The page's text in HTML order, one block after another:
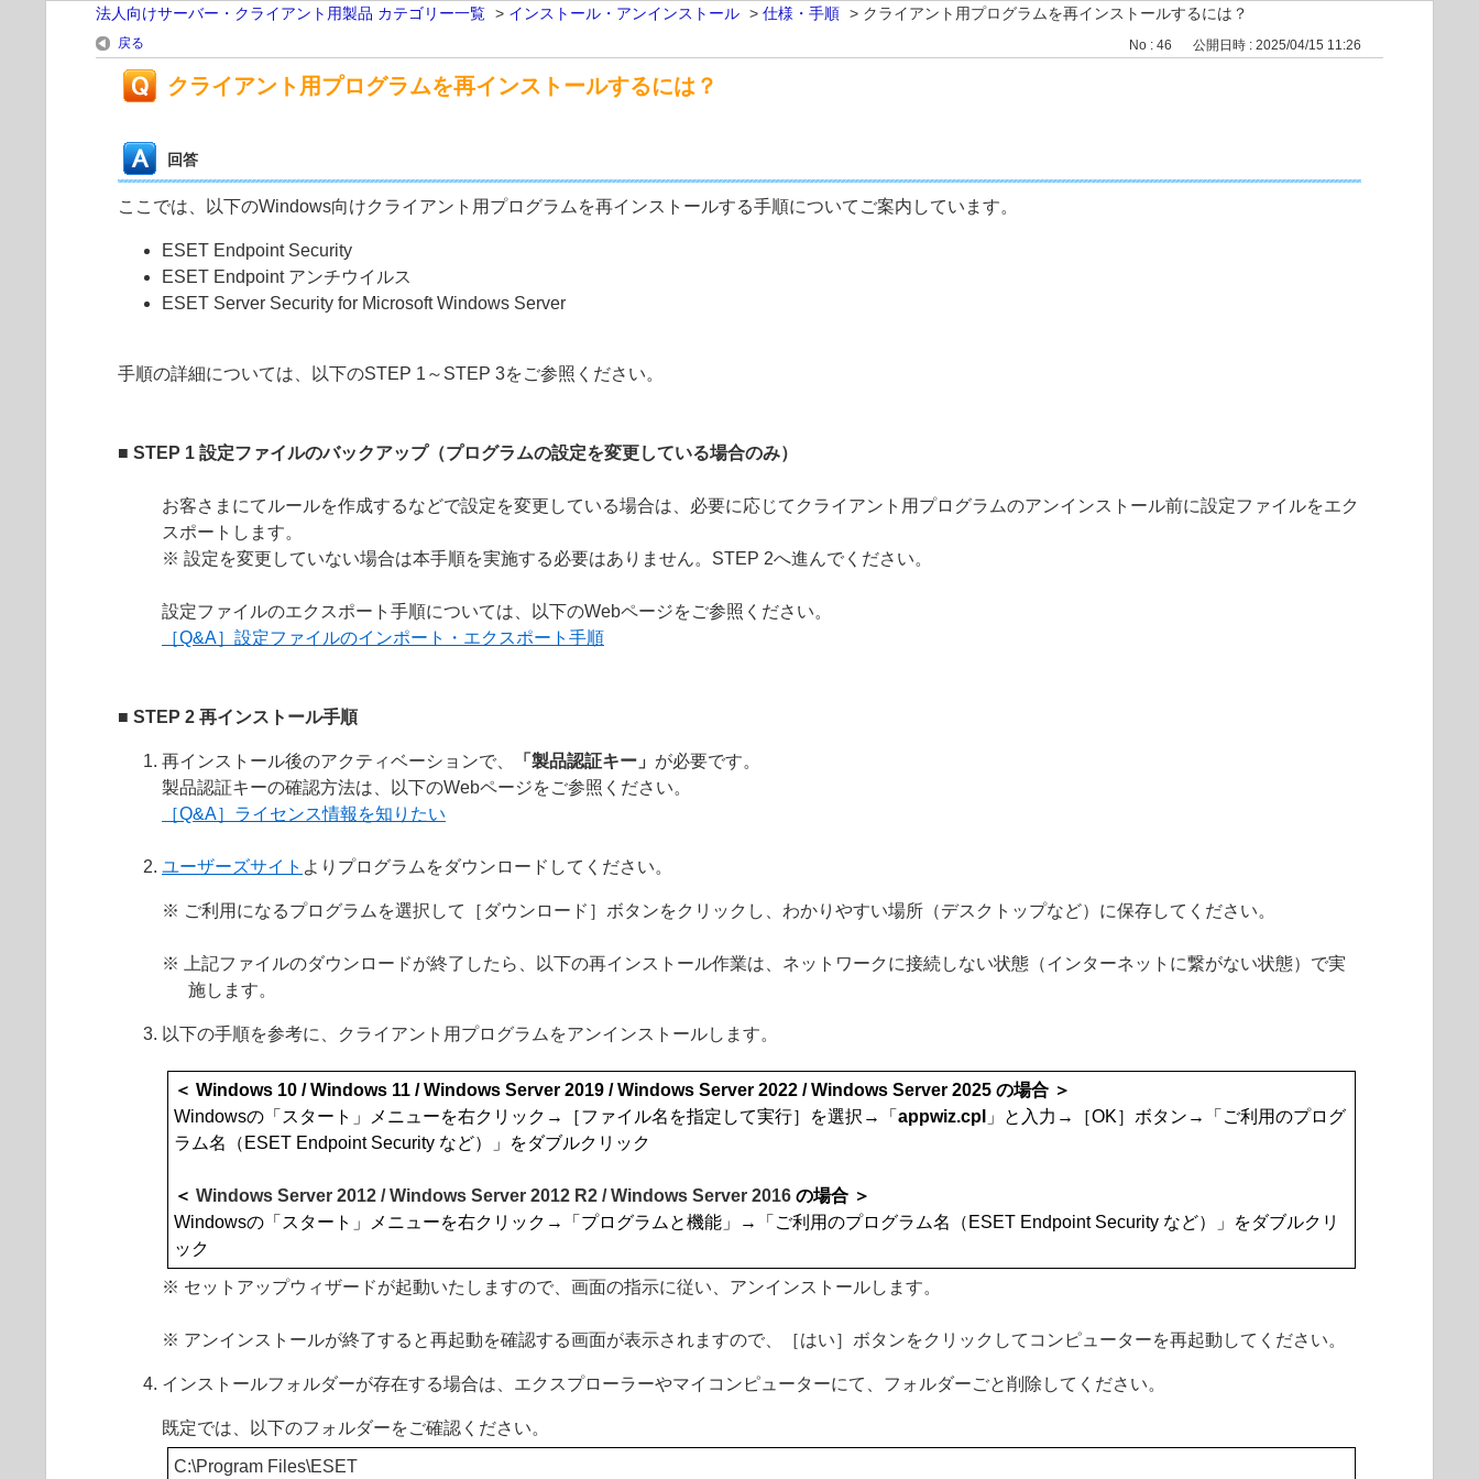
法人向けサーバー・クライアント用製品 カテゴリー一覧 > インストール・アンインストール > 仕様・手順 > クライアント用プログラムを再インストールするには？
戻る No : 46 公開日時 : 2025/04/15 11:26
クライアント用プログラムを再インストールするには？
回答
ここでは、以下のWindows向けクライアント用プログラムを再インストールする手順についてご案内しています。
ESET Endpoint Security
ESET Endpoint アンチウイルス
ESET Server Security for Microsoft Windows Server
手順の詳細については、以下のSTEP 1～STEP 3をご参照ください。
■ STEP 1 設定ファイルのバックアップ（プログラムの設定を変更している場合のみ）
お客さまにてルールを作成するなどで設定を変更している場合は、必要に応じてクライアント用プログラムのアンインストール前に設定ファイルをエク
スポートします。
※ 設定を変更していない場合は本手順を実施する必要はありません。STEP 2へ進んでください。
設定ファイルのエクスポート手順については、以下のWebページをご参照ください。
［Q&A］設定ファイルのインポート・エクスポート手順
■ STEP 2 再インストール手順
再インストール後のアクティベーションで、 「製品認証キー」 が必要です。
製品認証キーの確認方法は、以下のWebページをご参照ください。
［Q&A］ライセンス情報を知りたい
ユーザーズサイト よりプログラムをダウンロードしてください。
※ ご利用になるプログラムを選択して［ダウンロード］ボタンをクリックし、わかりやすい場所（デスクトップなど）に保存してください。
※ 上記ファイルのダウンロードが終了したら、以下の再インストール作業は、ネットワークに接続しない状態（インターネットに繋がない状態）で実
施します。
以下の手順を参考に、クライアント用プログラムをアンインストールします。
＜ Windows 10 / Windows 11 / Windows Server 2019 / Windows Server 2022 / Windows Server 2025 の場合 ＞
Windowsの「スタート」メニューを右クリック→［ファイル名を指定して実行］を選択→「 appwiz.cpl 」と入力→［OK］ボタン→「 ご利用のプログ
ラム名（ESET Endpoint Security など）
」をダブルクリック
＜ Windows Server 2012 / Windows Server 2012 R2 / Windows Server 2016 の場合 ＞
Windowsの「スタート」メニューを右クリック→「プログラムと機能」→「ご利用のプログラム名（ESET Endpoint Security など）」をダブルクリ
ック
※ セットアップウィザードが起動いたしますので、画面の指示に従い、アンインストールします。
※ アンインストールが終了すると再起動を確認する画面が表示されますので、［はい］ボタンをクリックしてコンピューターを再起動してください。
インストールフォルダーが存在する場合は、エクスプローラーやマイコンピューターにて、フォルダーごと削除してください。
既定では、以下のフォルダーをご確認ください。
C:\Program Files\ESET